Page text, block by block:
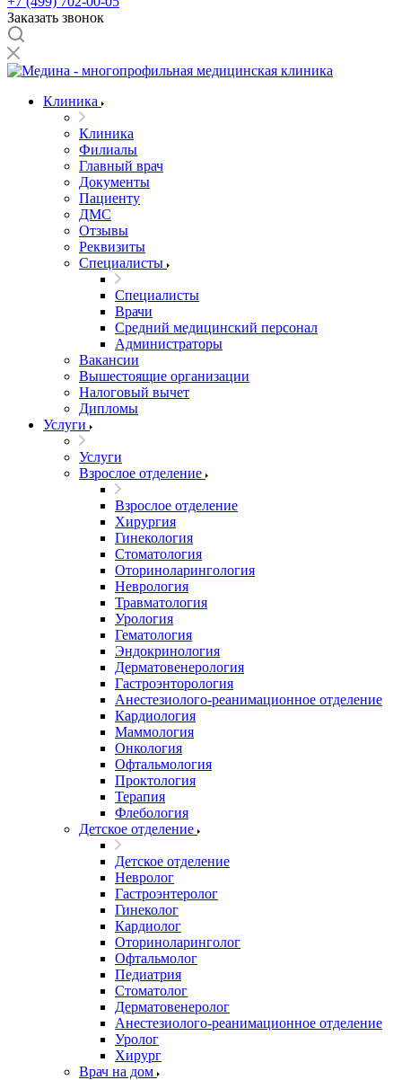
Заказать звонок
Клиника
Клиника
Филиалы
Главный врач
Документы
Пациенту
ДМС
Отзывы
Реквизиты
Специалисты
Специалисты
Врачи
Средний медицинский персонал
Администраторы
Вакансии
Вышестоящие организации
Налоговый вычет
Дипломы
Услуги
Услуги
Взрослое отделение
Взрослое отделение
Хирургия
Гинекология
Стоматология
Оториноларингология
Неврология
Травматология
Урология
Гематология
Эндокринология
Дерматовенерология
Гастроэнторология
Анестезиолого-реанимационное отделение
Кардиология
Маммология
Онкология
Офтальмология
Проктология
Терапия
Флебология
Детское отделение
Детское отделение
Невролог
Гастроэнтеролог
Гинеколог
Кардиолог
Оториноларинголог
Офтальмолог
Педиатрия
Стоматолог
Дерматовенеролог
Анестезиолого-реанимационное отделение
Уролог
Хирург
Врач на дом